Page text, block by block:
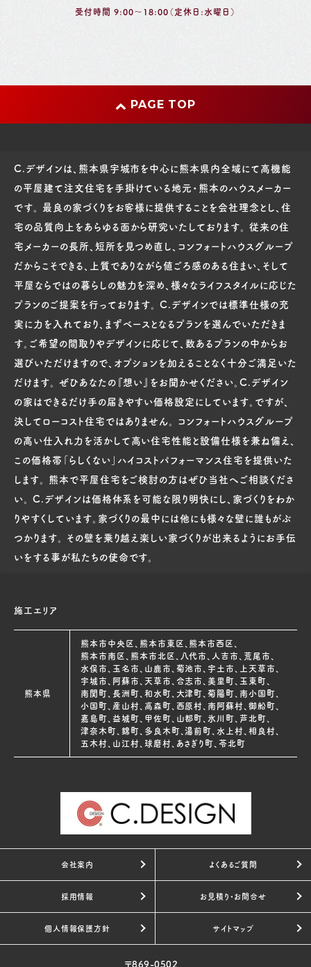
受付時間 9:00～18:00（定休日:水曜日）
PAGE TOP
C.デザインは、熊本県宇城市を中心に熊本県内全域にて高機能
の平屋建て注文住宅を手掛けている地元・熊本のハウスメーカー
です。 最良の家づくりをお客様に提供することを会社理念とし、住
宅の品質向上をあらゆる面から研究いたしております。 従来の住
宅メーカーの長所、短所を見つめ直し、コンフォートハウスグループ
だからこそできる、上質でありながら値ごろ感のある住まい、そして
平屋ならではの暮らしの魅力を深め、様々なライフスタイルに応じた
プランのご提案を行っております。 C.デザインでは標準仕様の充
実に力を入れており、まずベースとなるプランを選んでいただきま
す。ご希望の間取りやデザインに応じて、数あるプランの中からお
選びいただけますので、オプションを加えることなく十分ご満足いた
だけます。 ぜひあなたの『想い』をお聞かせください。C.デザイン
の家はできるだけ手の届きやすい価格設定にしています。ですが、
決してローコスト住宅ではありません。 コンフォートハウスグループ
の高い仕入れ力を活かして高い住宅性能と設備仕様を兼ね備え、
この価格帯「らしくない」ハイコストパフォーマンス住宅を提供いた
します。 熊本で平屋住宅をご検討の方はぜひ当社へご相談くださ
い。 C.デザインは価格体系を可能な限り明快にし、家づくりをわか
りやすくしています。家づくりの最中には他にも様々な壁に誰もがぶ
つかります。 その壁を乗り越え楽しい家づくりが出来るようにお手伝
いをする事が私たちの使命です。
施工エリア
熊本県
熊本市中央区、熊本市東区、熊本市西区、
熊本市南区、熊本市北区、八代市、人吉市、荒尾市、
水俣市、玉名市、山鹿市、菊池市、宇土市、上天草市、
宇城市、阿蘇市、天草市、合志市、美里町、玉東町、
南関町、長洲町、和水町、大津町、菊陽町、南小国町、
小国町、産山村、高森町、西原村、南阿蘇村、御船町、
嘉島町、益城町、甲佐町、山都町、氷川町、芦北町、
津奈木町、錦町、多良木町、湯前町、水上村、相良村、
五木村、山江村、球磨村、あさぎり町、苓北町
会社案内 よくあるご質問
採用情報 お見積り・お問合せ
個人情報保護方針 サイトマップ
〒869-0502